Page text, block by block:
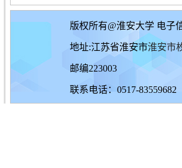
版权所有@淮安大学 电子
地址:江苏省淮安市淮安市
邮编223003
联系电话：0517-83559682